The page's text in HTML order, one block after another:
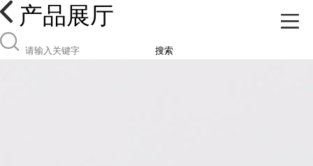
产品展厅
搜索